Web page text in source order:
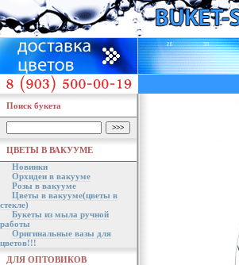
Поиск букета
ЦВЕТЫ В ВАКУУМЕ
Новинки
Орхидеи в вакууме
Розы в вакууме
Цветы в вакууме(цветы в
стекле)
Букеты из мыла ручной
работы
Оригинальные вазы для
цветов!!!
ДЛЯ ОПТОВИКОВ